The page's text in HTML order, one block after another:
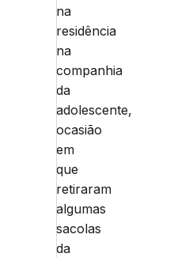
na
residência
na
companhia
da
adolescente,
ocasião
em
que
retiraram
algumas
sacolas
da